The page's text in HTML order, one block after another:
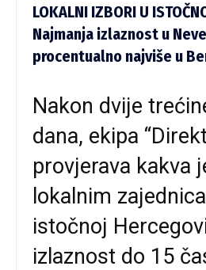
LOKALNI IZBORI U
Najmanja izlaznost u
procentualno najviše u
Nakon dvije
dana, ekipa
provjerava kakva
lokalnim
istočnoj
izlaznost do 15